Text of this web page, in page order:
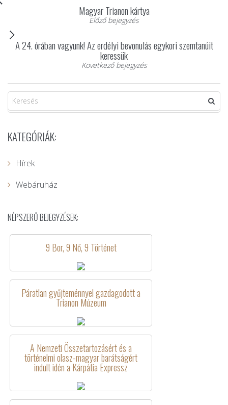
Magyar Trianon kártya
Előző bejegyzés
A 24. órában vagyunk! Az erdélyi bevonulás egykori szemtanúit
keressük
Következő bejegyzés
KATEGÓRIÁK:
Hírek
Webáruház
NÉPSZERŰ BEJEGYZÉSEK:
9 Bor, 9 Nő, 9 Történet
Páratlan gyűjteménnyel gazdagodott a
Trianon Múzeum
A Nemzeti Összetartozásért és a
történelmi olasz-magyar barátságért
indult idén a Kárpátia Expressz